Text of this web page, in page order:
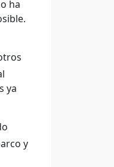
ha
ya
y